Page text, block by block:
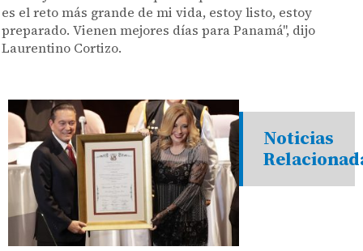
es el reto más grande de mi vida, estoy listo, estoy
preparado. Vienen mejores días para Panamá", dijo
Laurentino Cortizo.
Noticias